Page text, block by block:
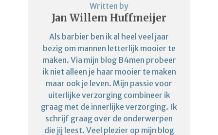
Written by
Jan Willem Huffmeijer
Als barbier ben ik al heel veel jaar
bezig om mannen letterlijk mooier te
maken. Via mijn blog B4men probeer
ik niet alleen je haar mooier te maken
maar ook je leven. Mijn passie voor
uiterlijke verzorging combineer ik
graag met de innerlijke verzorging. Ik
schrijf graag over de onderwerpen
die jij leest. Veel plezier op mijn blog